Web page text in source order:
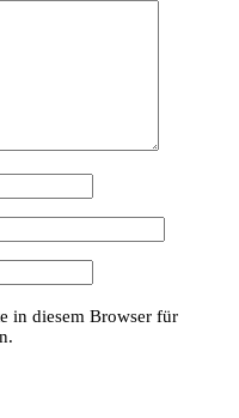
in diesem Browser für